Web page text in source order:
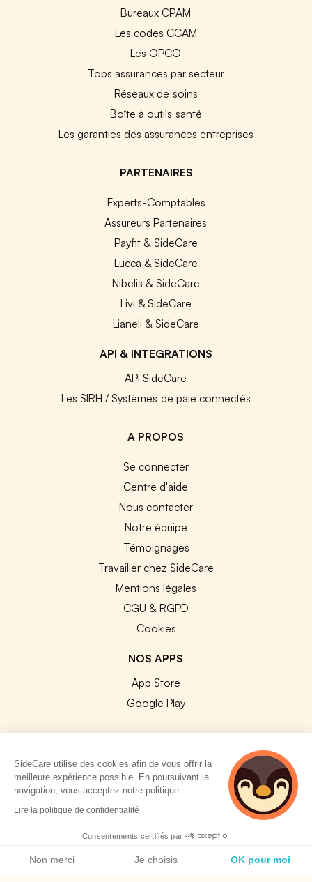
Bureaux CPAM
Les codes CCAM
Les OPCO
Tops assurances par secteur
Réseaux de soins
Boîte à outils santé
Les garanties des assurances entreprises
PARTENAIRES
Experts-Comptables
Assureurs Partenaires
Payfit & SideCare
Lucca & SideCare
Nibelis & SideCare
Livi & SideCare
Lianeli & SideCare
API & INTEGRATIONS
API SideCare
Les SIRH / Systèmes de paie connectés
A PROPOS
Se connecter
Centre d'aide
Nous contacter
Notre équipe
Témoignages
Travailler chez SideCare
Mentions légales
CGU & RGPD
Cookies
NOS APPS
App Store
Google Play
© 2026 SideCare. Tous droits réservés.
SideCare utilise des cookies afin de vous offrir la
meilleure expérience possible. En poursuivant la
navigation, vous acceptez notre politique.
Lire la politique de confidentialité
Consentements certifiés par
Non merci Je choisis OK pour moi